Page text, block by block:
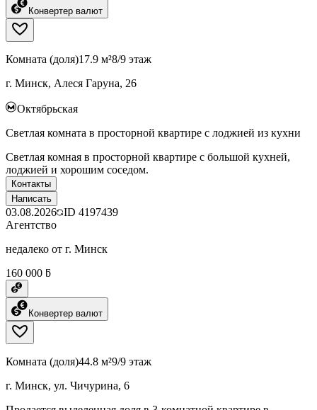
Конвертер валют
Комната (доля)17.9 м²8/9 этаж
г. Минск, Алеся Гаруна, 26
Октябрьская
Светлая комната в просторной квартире с лоджией из кухни
Светлая комная в просторной квартире с большой кухней,
лоджией и хорошим соседом.
Контакты
Написать
03.08.2026 ID 4197439
Агентство
недалеко от г. Минск
160 000 ƃ
Конвертер валют
Комната (доля)44.8 м²9/9 этаж
г. Минск, ул. Чичурина, 6